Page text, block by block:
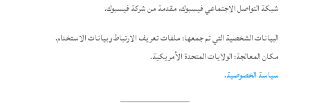
شبكة التواصل الاجتماعي فيسبوك، مقدمة من شركة فيسبوك.
البيانات الشخصية التي تم جمعها: ملفات تعريف الارتباط وبيانات الاستخدام.
مكان المعالجة: الولايات المتحدة الأمريكية.
سياسة الخصوصية.